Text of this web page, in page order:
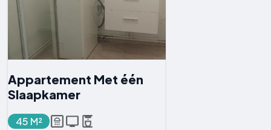
Appartement Met één
Slaapkamer
45 M²